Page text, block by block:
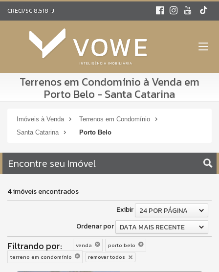
CRECI/SC 8.518-J
Terrenos em Condomínio à Venda em
Porto Belo - Santa Catarina
Imóveis à Venda
Terrenos em Condomínio
Santa Catarina
Porto Belo
Encontre seu Imóvel
4imóveis encontrados
Exibir
24 POR PÁGINA
Ordenar por
DATA MAIS RECENTE
Filtrando por: venda
porto belo
terreno em condomínio
remover todos